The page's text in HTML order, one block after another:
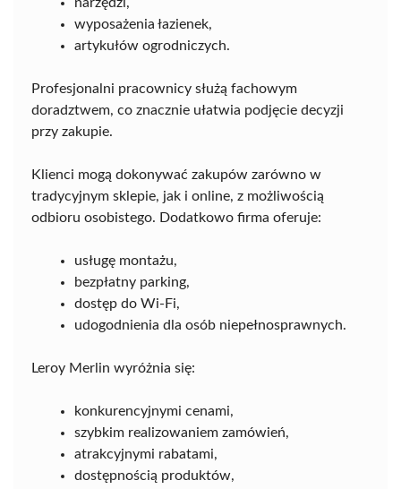
wyposażenia łazienek,
artykułów ogrodniczych.
Profesjonalni pracownicy służą fachowym
doradztwem, co znacznie ułatwia podjęcie decyzji
przy zakupie.
Klienci mogą dokonywać zakupów zarówno w
tradycyjnym sklepie, jak i online, z możliwością
odbioru osobistego. Dodatkowo firma oferuje:
usługę montażu,
bezpłatny parking,
dostęp do Wi-Fi,
udogodnienia dla osób niepełnosprawnych.
Leroy Merlin wyróżnia się:
konkurencyjnymi cenami,
szybkim realizowaniem zamówień,
atrakcyjnymi rabatami,
dostępnością produktów,